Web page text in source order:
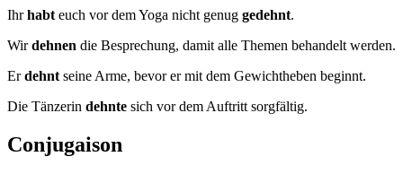
Ihrhabt euch vor dem Yoga nicht genug gedehnt.
Wirdehnen die Besprechung, damit alle Themen behandelt werden.
Erdehnt seine Arme, bevor er mit dem Gewichtheben beginnt.
Die Tänzerin dehnte sich vor dem Auftritt sorgfältig.
Conjugaison